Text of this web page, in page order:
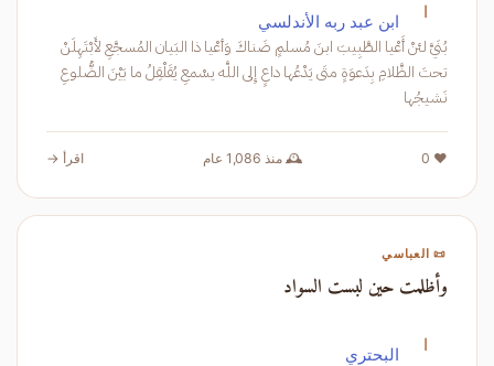
ا ابن عبد ربه الأندلسي
بُنَيَّ لئنْ أَعْيا الطَّبِيبَ ابنَ مُسلمٍ ضَناكَ وَأعْيا ذا البَيان المُسجَّعِ لأَبْتَهِلَنْ
تحتَ الظَّلامِ بِدَعوَةٍ متَى يَدْعُها داعٍ إِلى اللَّه يسْمعِ يُقَلْقِلُ ما بَيْنَ الضُّلوعِ
نَشيجُها
❤️ 0 🕰️ منذ 1,086 عام اقرأ →
📜 العباسي
وأظلمت حين لبست السواد
ا البحتري